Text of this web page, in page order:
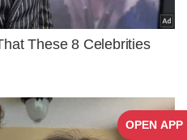
OPEN APP